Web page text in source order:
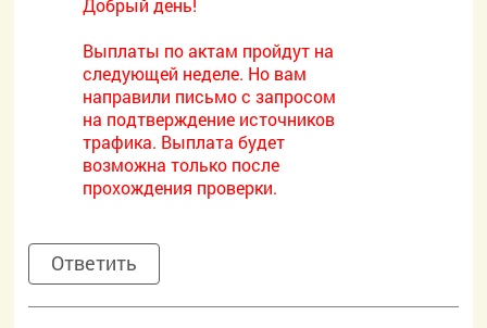
Добрый день!
Выплаты по актам пройдут на
следующей неделе. Но вам
направили письмо с запросом
на подтверждение источников
трафика. Выплата будет
возможна только после
прохождения проверки.
Ответить